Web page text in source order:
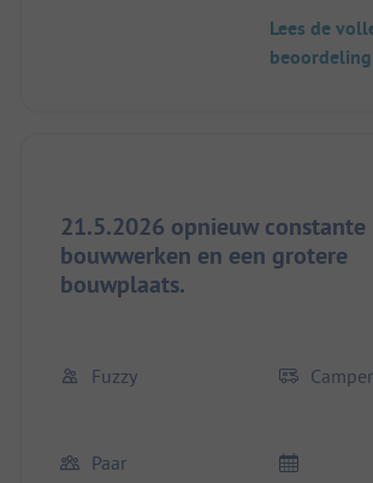
Lees de
beoordeling
21.5.2026 opnieuw constante
bouwwerken en een grotere
bouwplaats.
Fuzzy Camper
Paar